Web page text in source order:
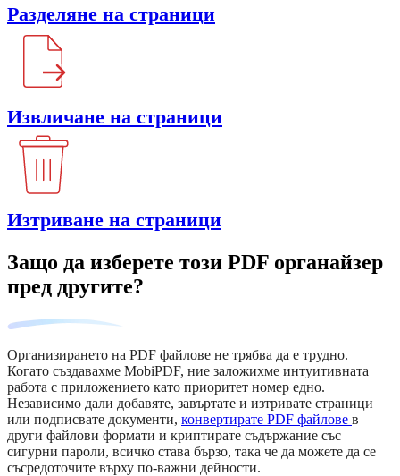
Разделяне на страници
Извличане на страници
Изтриване на страници
Защо да изберете този PDF органайзер
пред другите?
Организирането на PDF файлове не трябва да е трудно.
Когато създавахме MobiPDF, ние заложихме интуитивната
работа с приложението като приоритет номер едно.
Независимо дали добавяте, завъртате и изтривате страници
или подписвате документи, конвертирате PDF файлове в
други файлови формати и криптирате съдържание със
сигурни пароли, всичко става бързо, така че да можете да се
съсредоточите върху по-важни дейности.